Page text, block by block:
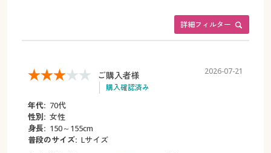
詳細フィルター
ご購入者様
購入確認済み
2026-07-21
年代: 70代
性別: 女性
身長: 150～155cm
普段のサイズ: Lサイズ